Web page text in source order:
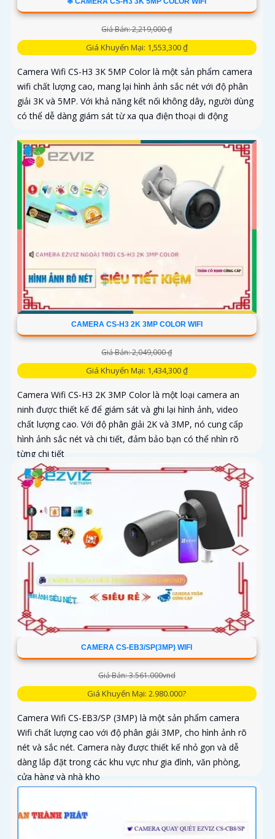
Giá Bán: 2,219,000 ₫
Giá Khuyến Mại: 1,553,300 ₫
Camera Wifi CS-H3 3K 5MP Color là một sản phẩm camera
wifi chất lượng cao, mang lại hình ảnh sắc nét với độ phân
giải 3K và 5MP. Với khả năng kết nối không dây, người dùng
có thể dễ dàng giám sát từ xa qua điện thoại di động
CAMERA CS-H3 2K 3MP COLOR WIFI
Giá Bán: 2,049,000 ₫
Giá Khuyến Mại: 1,434,300 ₫
Camera Wifi CS-H3 2K 3MP Color là một loại camera an
ninh được thiết kế để giám sát và ghi lại hình ảnh, video
chất lượng cao. Với độ phân giải 2K và 3MP, nó cung cấp
hình ảnh sắc nét và chi tiết, đảm bảo bạn có thể nhìn rõ
từng chi tiết
CAMERA CS-EB3/SP(3MP) WIFI
Giá Bán: 3.561.000vnd
Giá Khuyến Mại: 2.980.000?
Camera Wifi CS-EB3/SP (3MP) là một sản phẩm camera
Wifi chất lượng cao với độ phân giải 3MP, cho hình ảnh rõ
nét và sắc nét. Camera này được thiết kế nhỏ gọn và dễ
dàng lắp đặt trong các khu vực như gia đình, văn phòng,
cửa hàng và nhà kho